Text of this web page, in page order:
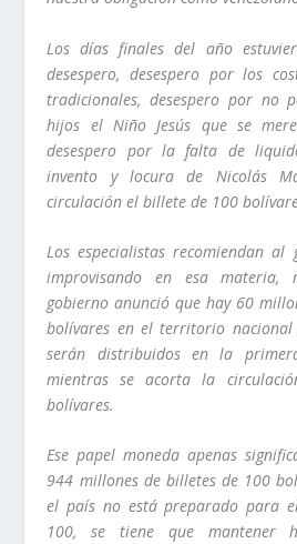
Los días finales del año
desespero, desespero por los
tradicionales, desespero por no
hijos el Niño Jesús que se
desespero por la falta de
invento y locura de Nicolás
circulación el billete de 100
Los especialistas recomiendan
improvisando en esa materia,
gobierno anunció que hay 60
bolívares en el territorio
serán distribuidos en la
mientras se acorta la
bolívares.
Ese papel moneda apenas
944 millones de billetes de 100
el país no está preparado para
100, se tiene que mantener